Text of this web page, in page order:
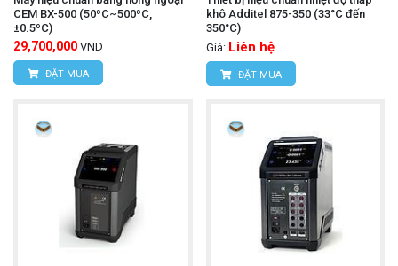
CEM BX-500 (50ºC~500ºC,
±0.5ºC)
29,700,000 VND
ĐẶT MUA
khô Additel 875-350 (33°C đến
350°C)
Giá: Liên hệ
ĐẶT MUA